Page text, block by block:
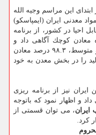
ابتدای این مراسم وجیه الله
معدنی ایران (ایمپاسكو)
غیرفعال قابل احیا در كشور، از برنامه
معادن كوچك آگاهی داد و
اظهار داشت كه معادن كوچك مقیاس و متوسط، ۹۸.۳ درصد معادن
و ۶۵ درصد تولید را در بخش معدن به خود
نیز از برنامه ریزی
و اظهار نمود كه باتوجه
ایران، می توان قسمتی از
كرد.